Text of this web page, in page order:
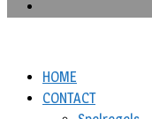
HOME
CONTACT